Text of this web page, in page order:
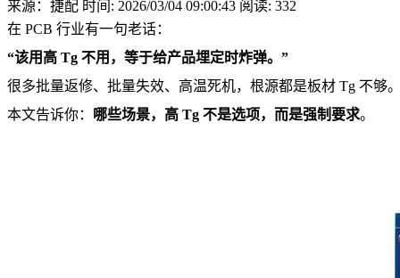
来源：捷配 时间: 2026/03/04 09:00:43 阅读: 332
在 PCB 行业有一句老话：
“该用高 Tg 不用，等于给产品埋定时炸弹。”
很多批量返修、批量失效、高温死机，根源都是板材 Tg 不够
本文告诉你： 哪些场景，高 Tg 不是选项，而是强制要求。